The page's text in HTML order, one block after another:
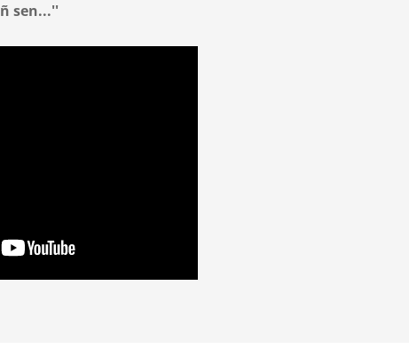
ñ sen...''